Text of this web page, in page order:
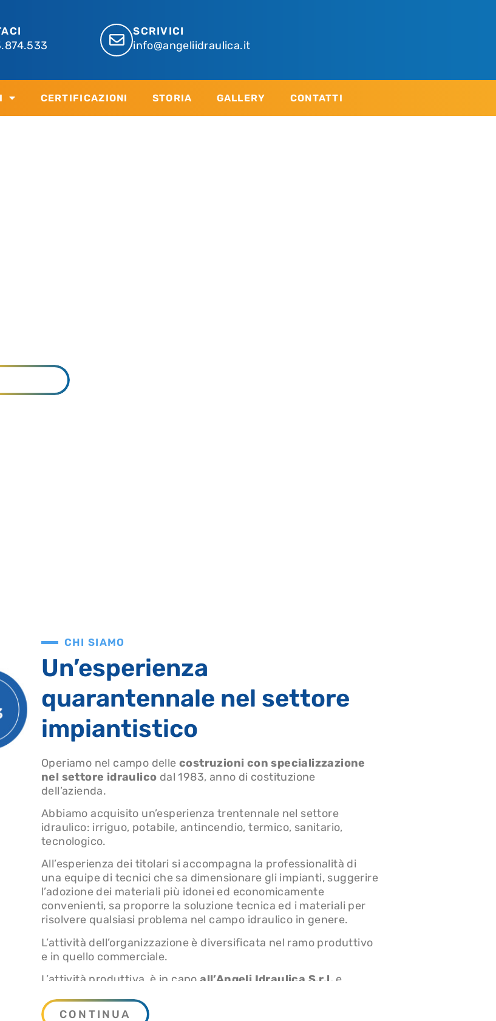
SCRIVICI
info@angeliidraulica.it
CERTIFICAZIONI STORIA GALLERY CONTATTI
CHI SIAMO
Un’esperienza
quarantennale nel settore
impiantistico
Operiamo nel campo delle costruzioni con specializzazione
nel settore idraulico dal 1983, anno di costituzione
dell’azienda.
Abbiamo acquisito un’esperienza trentennale nel settore
idraulico: irriguo, potabile, antincendio, termico, sanitario,
tecnologico.
All’esperienza dei titolari si accompagna la professionalità di
una equipe di tecnici che sa dimensionare gli impianti, suggerire
l’adozione dei materiali più idonei ed economicamente
convenienti, sa proporre la soluzione tecnica ed i materiali per
risolvere qualsiasi problema nel campo idraulico in genere.
L’attività dell’organizzazione è diversificata nel ramo produttivo
e in quello commerciale.
L’attività produttiva, è in capoall’Angeli Idraulica S.r.l. e
La costruzione di acquedotti a scopo potabile, antincendio,
CONTINUA